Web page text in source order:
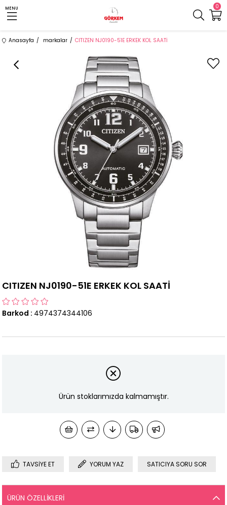
0
MENU
Anasayfa markalar CITIZEN NJ0190-51E ERKEK KOL SAATİ
CITIZEN NJ0190-51E ERKEK KOL SAATİ
Barkod : 4974374344106
Ürün stoklarımızda kalmamıştır.
TAVSIYE ET YORUM YAZ SATICIYA SORU SOR
ÜRÜN ÖZELLIKLERI